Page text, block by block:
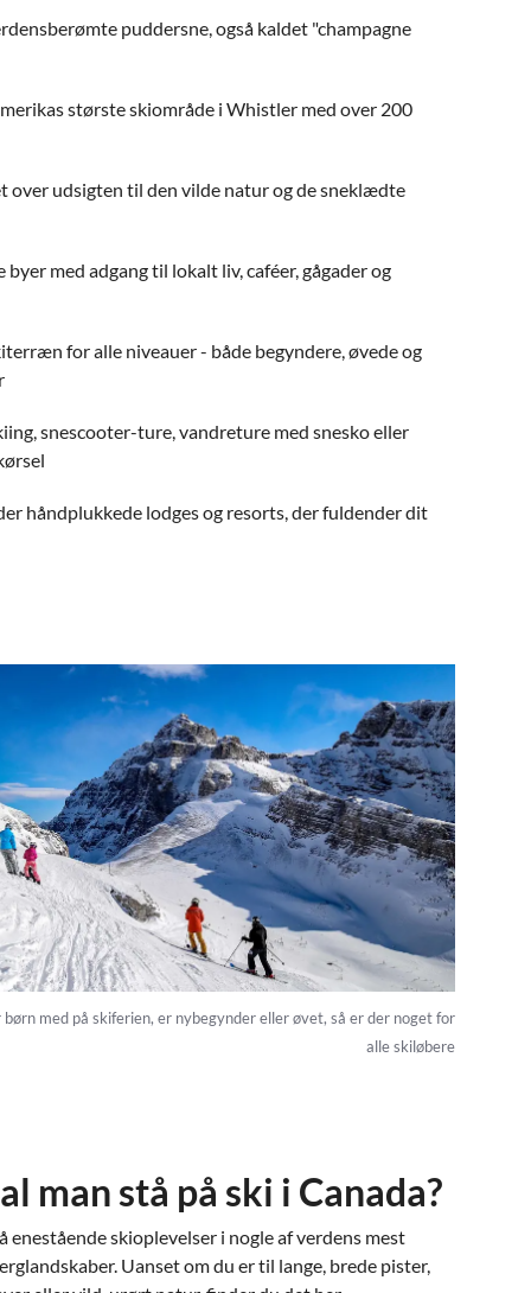
puddersne, også kaldet "champagne
største skiområde i Whistler med over 200
over udsigten til den vilde natur og de sneklædte
byer med adgang til lokalt liv, caféer, gågader og
for alle niveauer - både begyndere, øvede og
snescooter-ture, vandreture med snesko eller
håndplukkede lodges og resorts, der fuldender dit
børn med på skiferien, er nybegynder eller øvet, så er der noget for
alle skiløbere
man stå på ski i Canada?
enestående skioplevelser i nogle af verdens mest
Uanset om du er til lange, brede pister,